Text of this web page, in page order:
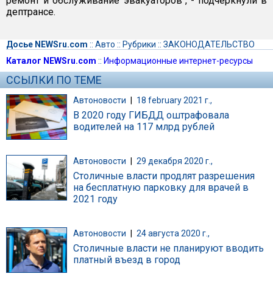
дептрансе.
Досье NEWSru.com :: Авто :: Рубрики :: ЗАКОНОДАТЕЛЬСТВО
Каталог NEWSru.com :: Информационные интернет-ресурсы
ССЫЛКИ ПО ТЕМЕ
Автоновости | 18 february 2021 г.,
В 2020 году ГИБДД оштрафовала
водителей на 117 млрд рублей
Автоновости 29 декабря 2020 г.,
Столичные власти продлят разрешения
на бесплатную парковку для врачей в
2021 году
Автоновости 24 августа 2020 г.,
Столичные власти не планируют вводить
платный въезд в город